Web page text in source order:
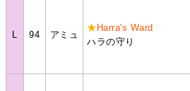
94 アミュ
★ Harra's Ward
ハラの守り